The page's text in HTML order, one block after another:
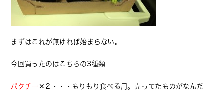
まずはこれが無ければ始まらない。
今回買ったのはこちらの3種類
パクチー ✕２・・・もりもり食べる用。売ってたものがなんだ